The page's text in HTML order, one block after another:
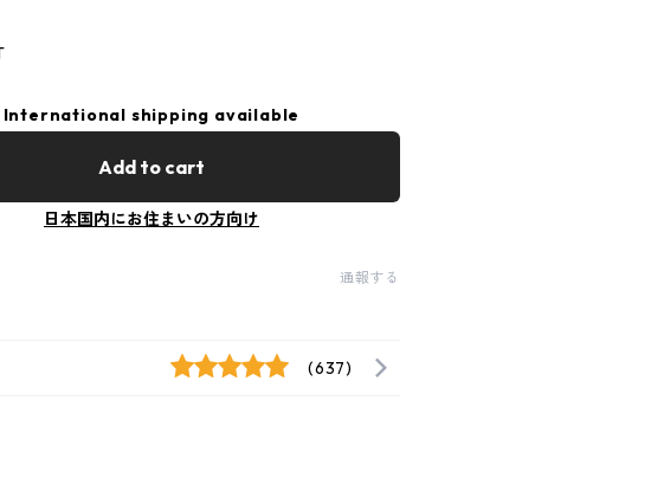
International shipping available
Add to cart
日本国内にお住まいの方向け
通報する
(637)